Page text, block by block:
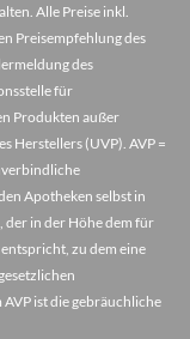
Alle Preise inkl.
Preisempfehlung des
des
für
Produkten außer
Herstellers (UVP). AVP =
Apotheken selbst in
in der Höhe dem für
zu dem eine
ist die gebräuchliche